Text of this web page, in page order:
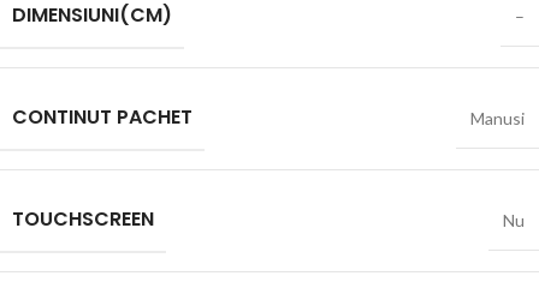
DIMENSIUNI(CM) –
CONTINUT PACHET Manusi
TOUCHSCREEN Nu